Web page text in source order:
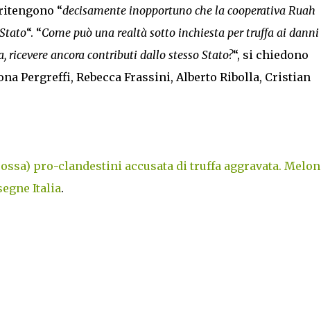
“decisamente inopportuno che la cooperativa Ruah
“. “Come può una realtà sotto inchiesta per truffa ai danni
ricevere ancora contributi dallo stesso Stato?“, si chiedono
Pergreffi, Rebecca Frassini, Alberto Ribolla, Cristian
pro-clandestini accusata di truffa aggravata.
Italia.